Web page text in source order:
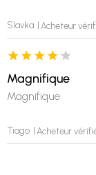
Slavka Acheteur
Tiago Acheteur
Magnifique
Magnifique